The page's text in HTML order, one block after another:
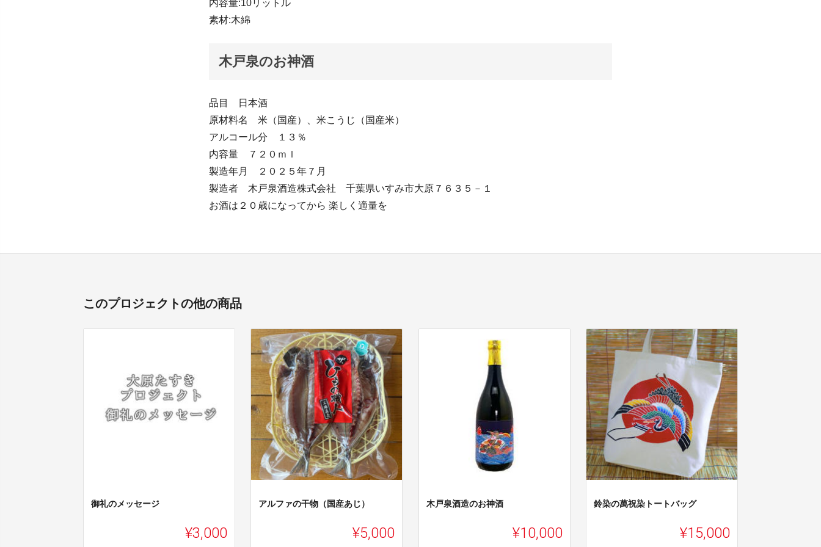
内容量:10リットル
素材:木綿
木戸泉のお神酒
品目 日本酒
原材料名 米（国産）、米こうじ（国産米）
アルコール分 １３％
内容量 ７２０ｍｌ
製造年月 ２０２５年７月
製造者 木戸泉酒造株式会社 千葉県いすみ市大原７６３５－１
お酒は２０歳になってから 楽しく適量を
このプロジェクトの他の商品
御礼のメッセージ
¥3,000
アルファの干物（国産あじ）
¥5,000
木戸泉酒造のお神酒
¥10,000
鈴染の萬祝染トートバッグ
¥15,000